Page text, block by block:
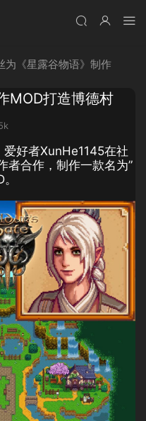
为《星露谷物语》制作
MOD打造博德村
爱好者XunHe1145在社
者合作，制作一款名为”